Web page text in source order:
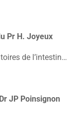
Pr H. Joyeux
de l’intestin…
JP Poinsignon